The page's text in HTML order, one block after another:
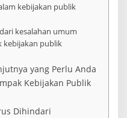
kebijakan publik
kesalahan umum
kebijakan publik
yang Perlu Anda
Kebijakan Publik
Dihindari